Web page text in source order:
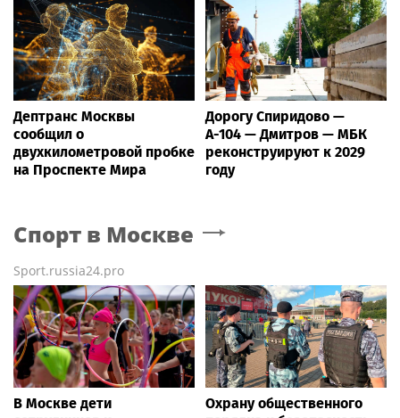
Дептранс Москвы
сообщил о
двухкилометровой пробке
на Проспекте Мира
Дорогу Спиридово —
А-104 — Дмитров — МБК
реконструируют к 2029
году
Спорт в Москве
Sport.russia24.pro
В Москве дети
Охрану общественного